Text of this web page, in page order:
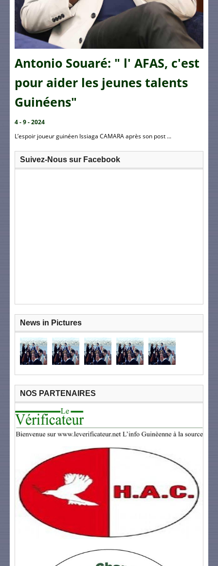
Antonio Souaré: " l' AFAS, c'est
pour aider les jeunes talents
Guinéens"
4 - 9 - 2024
L’espoir joueur guinéen Issiaga CAMARA après son post ...
Suivez-Nous sur Facebook
News in Pictures
NOS PARTENAIRES